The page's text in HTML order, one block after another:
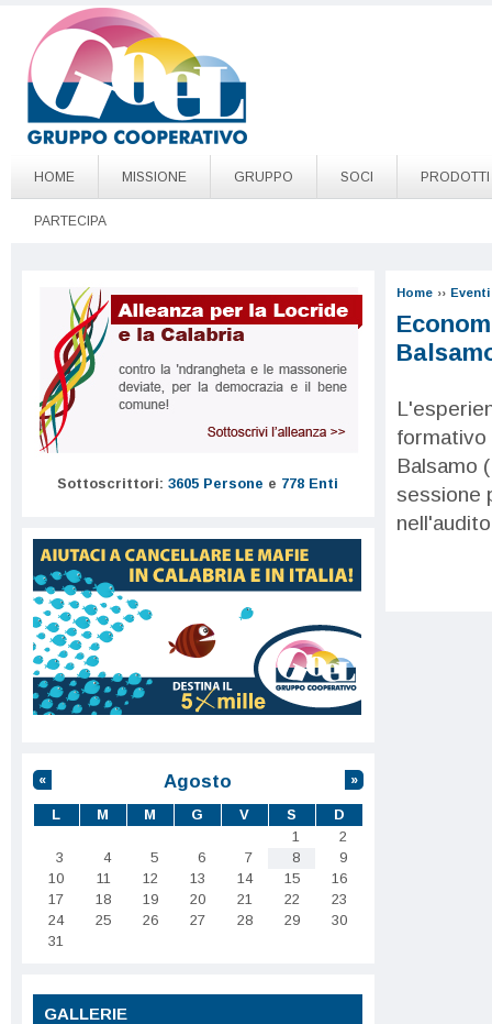
Salta al contenuto principale
Go to page top
HOME MISSIONE GRUPPO SOCI PRODOTTI
PARTECIPA
Home ›› Eventi
Balsamo
sessione
Sottoscrittori: 3605 Persone e 778 Enti
Agosto
« »
L M M G V S
D
1
2
3
4 5 6 7 8
9
10
11 12 13 14 15
16
17
18 19 20 21 22
23
24
25 26 27 28 29
30
31
GALLERIE